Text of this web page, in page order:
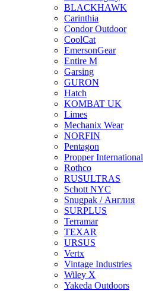
BLACKHAWK
Carinthia
Condor Outdoor
CoolCat
EmersonGear
Entire M
Garsing
GURON
Hatch
KOMBAT UK
Limes
Mechanix Wear
NORFIN
Pentagon
Propper International
Rothco
RUSULTRAS
Schott NYC
Snugpak / Англия
SURPLUS
Terramar
TEXAR
URSUS
Vertx
Vintage Industries
Wiley X
Yakeda Outdoors